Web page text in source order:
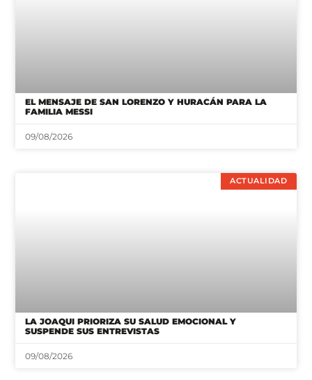
EL MENSAJE DE SAN LORENZO Y HURACÁN PARA LA
FAMILIA MESSI
09/08/2026
ACTUALIDAD
LA JOAQUI PRIORIZA SU SALUD EMOCIONAL Y
SUSPENDE SUS ENTREVISTAS
09/08/2026